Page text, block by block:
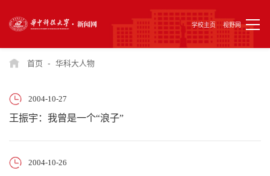
学校主页 视野网
首页 - 华科大人物
2004-10-27
王振宇：我曾是一个“浪子”
2004-10-26